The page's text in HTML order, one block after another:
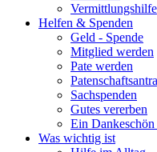
Vermittlungshilfe
Helfen & Spenden
Geld - Spende
Mitglied werden
Pate werden
Sachspenden
Gutes vererben
Ein Dankeschön
Was wichtig ist